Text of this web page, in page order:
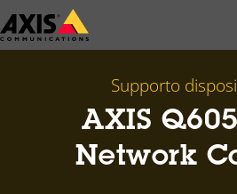
Salta
al
Supporto
AXIS
Network